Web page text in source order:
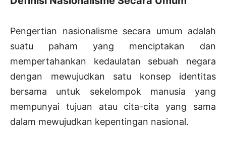
Pengertian nasionalisme secara umum adalah
suatu paham yang menciptakan dan
mempertahankan kedaulatan sebuah negara
dengan mewujudkan satu konsep identitas
bersama untuk sekelompok manusia yang
mempunyai tujuan atau cita-cita yang sama
dalam mewujudkan kepentingan nasional.